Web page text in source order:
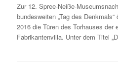
Zur 12. Spree-Neiße-
bundesweiten „Tag des
2016 die Türen des Torhauses der
Fabrikantenvilla. Unter dem Titel